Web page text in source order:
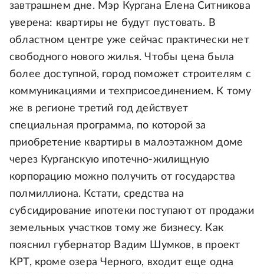
завтрашнем дне. Мэр Кургана Елена Ситникова
уверена: квартиры не будут пустовать. В
областном центре уже сейчас практически нет
свободного нового жилья. Чтобы цена была
более доступной, город поможет строителям с
коммуникациями и техприсоединением. К тому
же в регионе третий год действует
специальная программа, по которой за
приобретение квартиры в малоэтажном доме
через Курганскую ипотечно-жилищную
корпорацию можно получить от государства
полмиллиона. Кстати, средства на
субсидирование ипотеки поступают от продажи
земельных участков тому же бизнесу. Как
пояснил губернатор Вадим Шумков, в проект
КРТ, кроме озера Черного, входит еще одна